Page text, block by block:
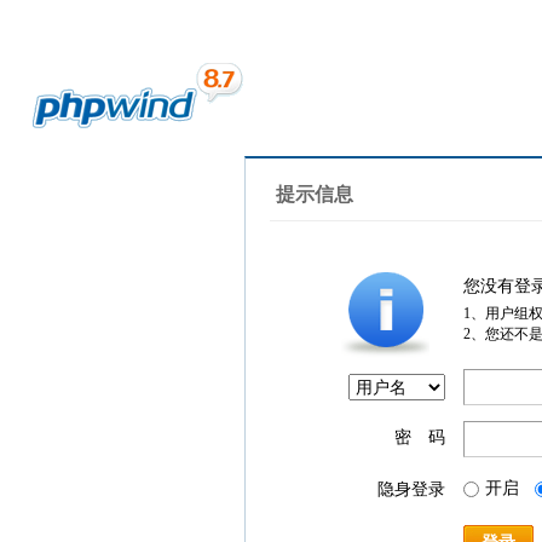
提示信息
您没有登
1、用户组
2、您还不
密 码
隐身登录 开启